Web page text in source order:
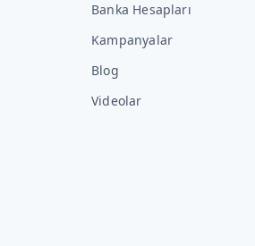
Banka Hesapları
Kampanyalar
Blog
Videolar